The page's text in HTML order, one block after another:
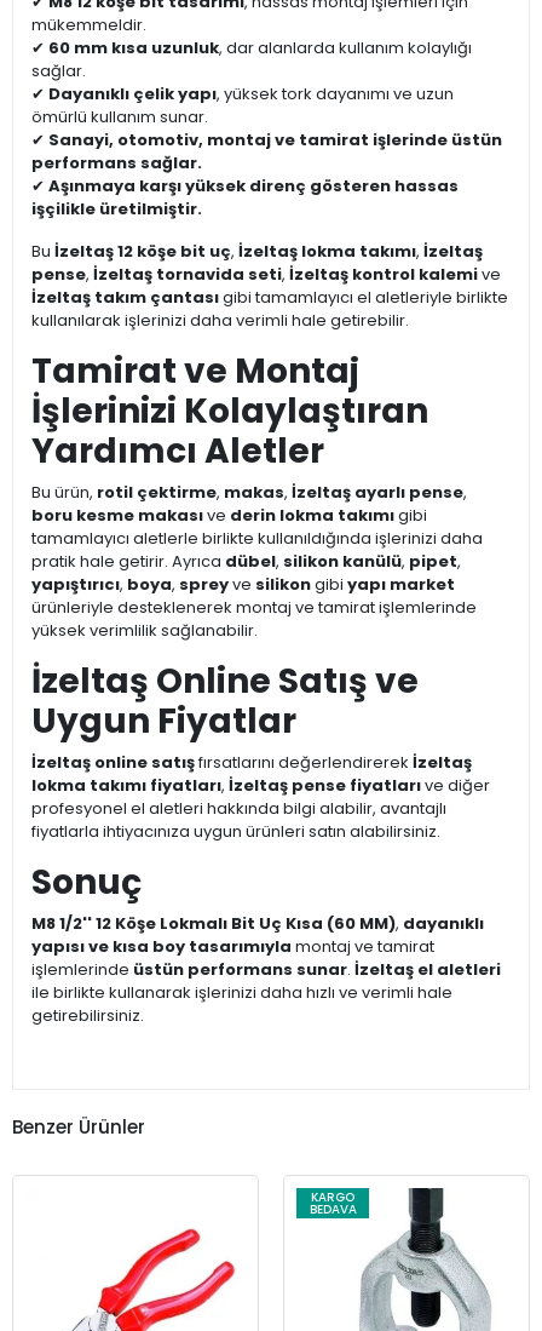
mükemmeldir.
✔ 60 mm kısa uzunluk, dar alanlarda kullanım kolaylığı
sağlar.
✔ Dayanıklı çelik yapı, yüksek tork dayanımı ve uzun
ömürlü kullanım sunar.
✔ Sanayi, otomotiv, montaj ve tamirat işlerinde üstün
performans sağlar.
✔ Aşınmaya karşı yüksek direnç gösteren hassas
işçilikle üretilmiştir.
Bu İzeltaş 12 köşe bit uç, İzeltaş lokma takımı, İzeltaş
pense, İzeltaş tornavida seti, İzeltaş kontrol kalemive
İzeltaş takım çantasıgibi tamamlayıcı el aletleriyle birlikte
kullanılarak işlerinizi daha verimli hale getirebilir.
Tamirat ve Montaj
İşlerinizi Kolaylaştıran
Yardımcı Aletler
Bu ürün, rotil çektirme, makas, İzeltaş ayarlı pense,
boru kesme makasıve derin lokma takımıgibi
tamamlayıcı aletlerle birlikte kullanıldığında işlerinizi daha
pratik hale getirir. Ayrıca dübel, silikon kanülü, pipet,
yapıştırıcı, boya, spreyve silikongibi yapı market
ürünleriyle desteklenerek montaj ve tamirat işlemlerinde
yüksek verimlilik sağlanabilir.
İzeltaş Online Satış ve
Uygun Fiyatlar
İzeltaş online satışfırsatlarını değerlendirerek İzeltaş
lokma takımı fiyatları, İzeltaş pense fiyatlarıve diğer
profesyonel el aletleri hakkında bilgi alabilir, avantajlı
fiyatlarla ihtiyacınıza uygun ürünleri satın alabilirsiniz.
Sonuç
M8 1/2'' 12 Köşe Lokmalı Bit Uç Kısa (60 MM), dayanıklı
yapısı ve kısa boy tasarımıyla montaj ve tamirat
işlemlerinde üstün performans sunar. İzeltaş el aletleri
ile birlikte kullanarak işlerinizi daha hızlı ve verimli hale
getirebilirsiniz.
Benzer Ürünler
KARGO
BEDAVA